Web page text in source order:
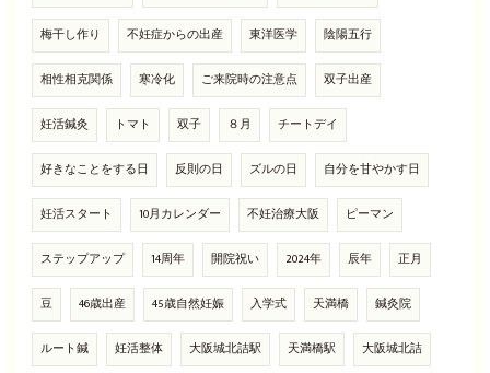
梅干し作り 不妊症からの出産 東洋医学 陰陽五行
相性相克関係 寒冷化 ご来院時の注意点 双子出産
妊活鍼灸 トマト 双子 ８月 チートデイ
好きなことをする日 反則の日 ズルの日 自分を甘やかす日
妊活スタート 10月カレンダー 不妊治療大阪 ピーマン
ステップアップ 14周年 開院祝い 2024年 辰年 正月
豆 46歳出産 45歳自然妊娠 入学式 天満橋 鍼灸院
ルート鍼 妊活整体 大阪城北詰駅 天満橋駅 大阪城北詰